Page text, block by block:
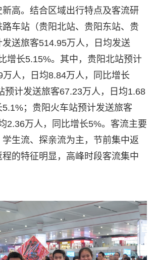
高。结合区域出行特点及客流研
车站（贵阳北站、贵阳东站、贵
发送旅客514.95万人，日均发送
增长5.15%。其中，贵阳北站预计
万人，日均8.84万人，同比增长
预计发送旅客67.23万人，日均1.68
；贵阳火车站预计发送旅客
2.36万人，同比增长5%。客流主要
生流、探亲流为主，节前集中返
的特征明显，高峰时段客流集中